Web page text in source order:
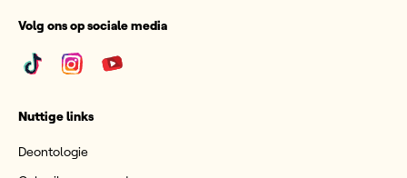
Volg ons op sociale media
Nuttige links
Deontologie